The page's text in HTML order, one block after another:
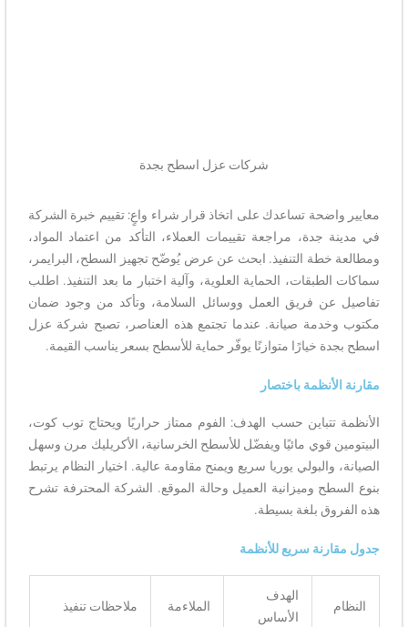
شركات عزل اسطح بجدة
معايير واضحة تساعدك على اتخاذ قرار شراء واعٍ: تقييم خبرة الشركة
في مدينة جدة، مراجعة تقييمات العملاء، التأكد من اعتماد المواد،
ومطالعة خطة التنفيذ. ابحث عن عرض يُوضّح تجهيز السطح، البرايمر،
سماكات الطبقات، الحماية العلوية، وآلية اختبار ما بعد التنفيذ. اطلب
تفاصيل عن فريق العمل ووسائل السلامة، وتأكد من وجود ضمان
مكتوب وخدمة صيانة. عندما تجتمع هذه العناصر، تصبح شركة عزل
اسطح بجدة خيارًا متوازنًا يوفّر حماية للأسطح بسعر يناسب القيمة.
مقارنة الأنظمة باختصار
الأنظمة تتباين حسب الهدف: الفوم ممتاز حراريًا ويحتاج توب كوت،
البيتومين قوي مائيًا ويفضّل للأسطح الخرسانية، الأكريليك مرن وسهل
الصيانة، والبولي يوريا سريع ويمنح مقاومة عالية. اختيار النظام يرتبط
بنوع السطح وميزانية العميل وحالة الموقع. الشركة المحترفة تشرح
هذه الفروق بلغة بسيطة.
جدول مقارنة سريع للأنظمة
النظام
الهدف
الأساس
الملاءمة ملاحظات تنفيذ